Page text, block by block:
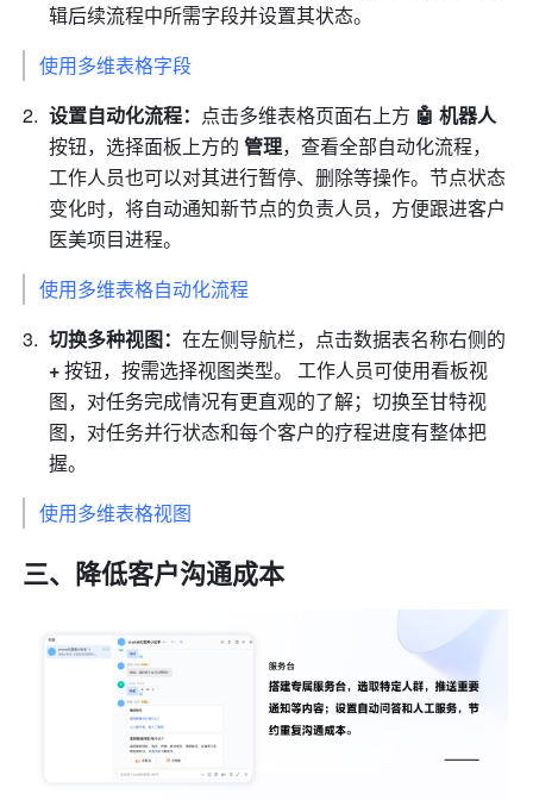
辑后续流程中所需字段并设置其状态。
使用多维表格字段
设置自动化流程： 点击多维表格页面右上方 🤖️ 机器人
按钮，选择面板上方的 管理，查看全部自动化流程，
工作人员也可以对其进行暂停、删除等操作。节点状态
变化时，将自动通知新节点的负责人员，方便跟进客户
医美项目进程。
使用多维表格自动化流程
切换多种视图：
+ 按钮，按需选择视图类型。
工作人员可使用看板视
图，对任务完成情况有更直观的了解；切换至甘特视
图，对任务并行状态和每个客户的疗程进度有整体把
握。
使用多维表格视图
三、降低客户沟通成本